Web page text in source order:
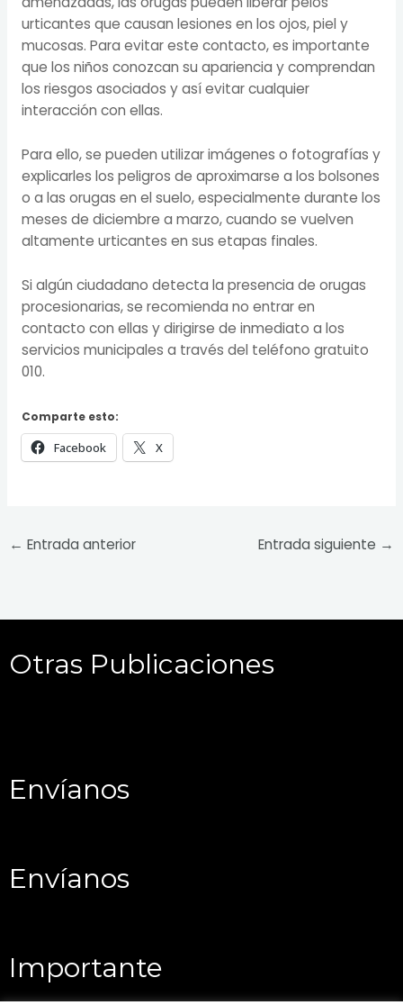
urticantes que causan lesiones en los ojos, piel y
mucosas. Para evitar este contacto, es importante
que los niños conozcan su apariencia y comprendan
los riesgos asociados y así evitar cualquier
interacción con ellas.
Para ello, se pueden utilizar imágenes o fotografías y
explicarles los peligros de aproximarse a los bolsones
o a las orugas en el suelo, especialmente durante los
meses de diciembre a marzo, cuando se vuelven
altamente urticantes en sus etapas finales.
Si algún ciudadano detecta la presencia de orugas
procesionarias, se recomienda no entrar en
contacto con ellas y dirigirse de inmediato a los
servicios municipales a través del teléfono gratuito
010.
Comparte esto:
Facebook X
← Entrada anterior Entrada siguiente →
Otras Publicaciones
Envíanos
Envíanos
Importante